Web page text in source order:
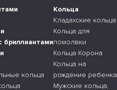
бриллиантами
кольца
Кольца
Кладахские кольца
Кольца для
помолвки
Кольца Корона
Кольца на
рождение ребенка
Мужские кольца,